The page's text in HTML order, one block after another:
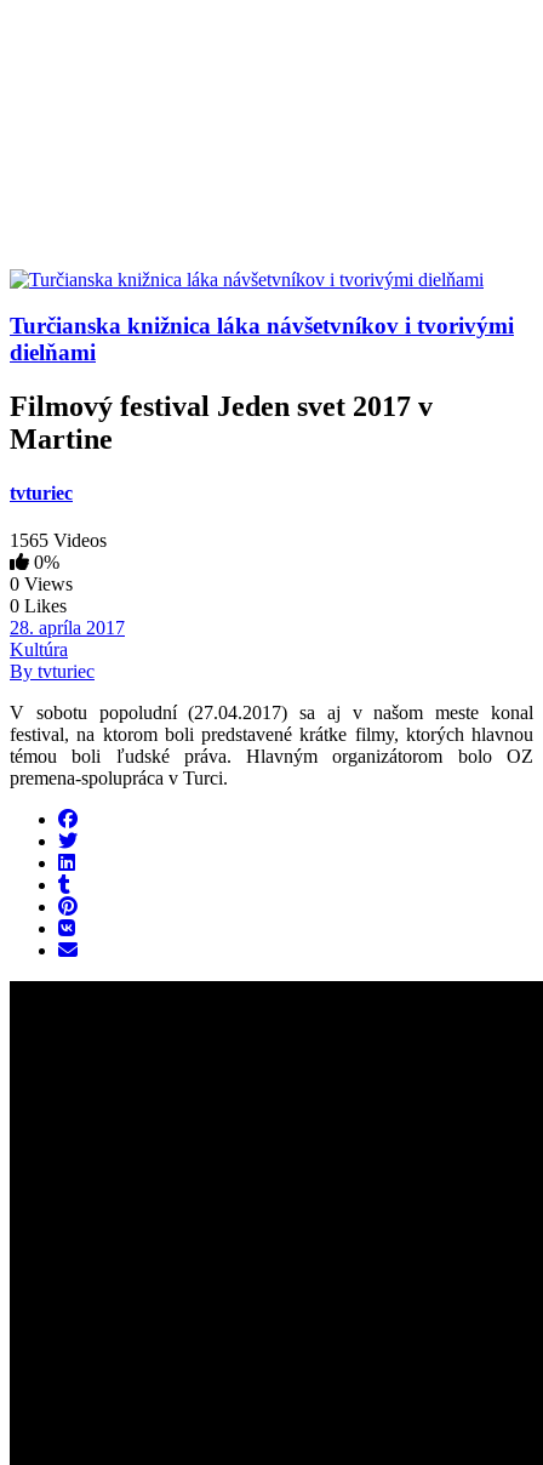
Turčianska knižnica láka návšetvníkov i tvorivými
dielňami
Filmový festival Jeden svet 2017 v
Martine
tvturiec
1565 Videos
0%
0 Views
0 Likes
28. apríla 2017
Kultúra
By tvturiec
V sobotu popoludní (27.04.2017) sa aj v našom meste konal
festival, na ktorom boli predstavené krátke filmy, ktorých hlavnou
témou boli ľudské práva. Hlavným organizátorom bolo OZ
premena-spolupráca v Turci.